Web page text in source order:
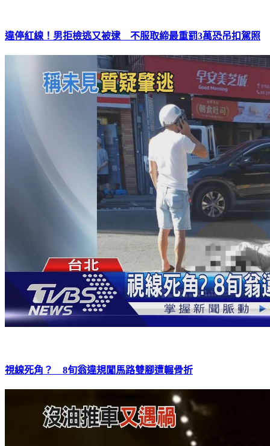
違停紅線！男拒檢逃又被逮 不服取締最重罰3萬恐吊扣駕照
視線死角？ 8旬翁違規闖馬路雙腳遭輾骨折